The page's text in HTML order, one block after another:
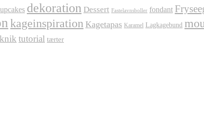
dekoration Dessert Fastelavnsboller fondant
kageinspiration Kagetapas Karamel Lagkagebund
tutorial tærter